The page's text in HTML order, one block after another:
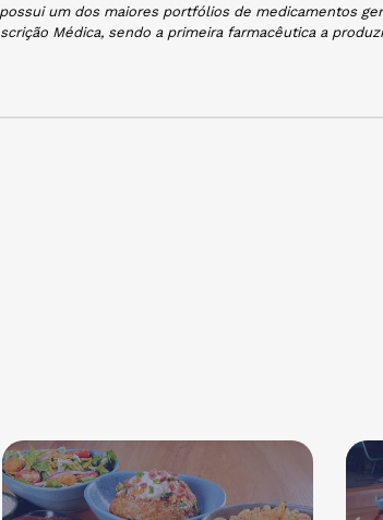
um dos maiores portfólios de medicamentos
Médica, sendo a primeira farmacêutica a